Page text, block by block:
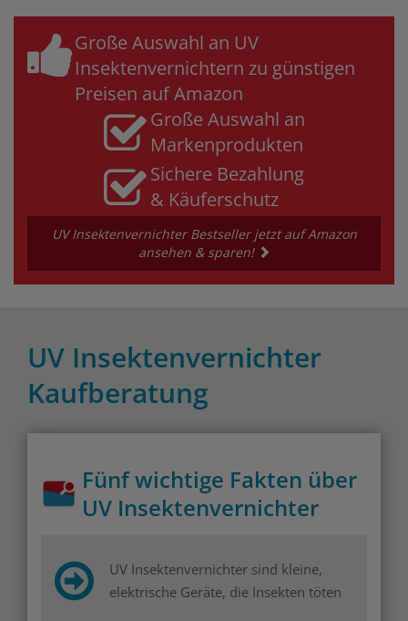
Große Auswahl an UV
Insektenvernichtern zu günstigen
Preisen auf Amazon
Große Auswahl an
Markenprodukten
Sichere Bezahlung
& Käuferschutz
UV Insektenvernichter Bestseller jetzt auf Amazon
ansehen & sparen!
UV Insektenvernichter
Kaufberatung
Fünf wichtige Fakten über
UV Insektenvernichter
UV Insektenvernichter sind kleine,
elektrische Geräte, die Insekten töten